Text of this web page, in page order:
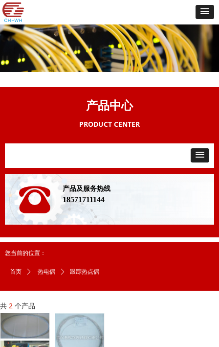
产品中心
PRODUCT CENTER
产品及服务热线
18571711144
您当前的位置：
首页 ꄲ 热电偶 ꄲ 跟踪热点偶
共 2 个产品